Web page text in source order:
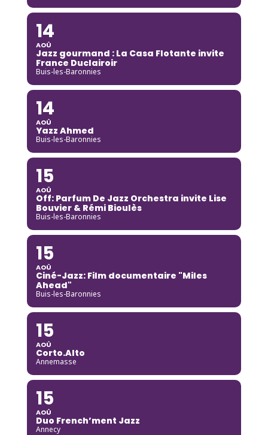
14
AOÛ
Jazz gourmand : La Casa Flotante invite
France Duclairoir
Buis-les-Baronnies
14
AOÛ
Yazz Ahmed
Buis-les-Baronnies
15
AOÛ
Off: Parfum De Jazz Orchestra invite Lise
Bouvier & Rémi Bioulès
Buis-les-Baronnies
15
AOÛ
Ciné-Jazz: Film documentaire "Miles
Ahead"
Buis-les-Baronnies
15
AOÛ
Corto.Alto
Annemasse
15
AOÛ
Duo French’ment Jazz
Annecy